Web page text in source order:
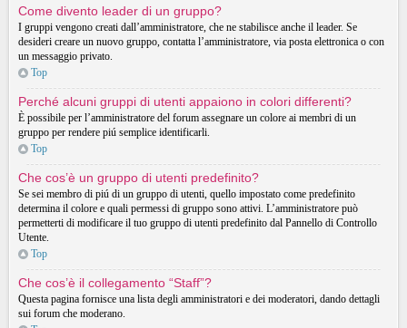
Come divento leader di un gruppo?
I gruppi vengono creati dall’amministratore, che ne stabilisce anche il leader. Se
desideri creare un nuovo gruppo, contatta l’amministratore, via posta elettronica o con
un messaggio privato.
Top
Perché alcuni gruppi di utenti appaiono in colori differenti?
È possibile per l’amministratore del forum assegnare un colore ai membri di un
gruppo per rendere piú semplice identificarli.
Top
Che cos’è un gruppo di utenti predefinito?
Se sei membro di piú di un gruppo di utenti, quello impostato come predefinito
determina il colore e quali permessi di gruppo sono attivi. L’amministratore può
permetterti di modificare il tuo gruppo di utenti predefinito dal Pannello di Controllo
Utente.
Top
Che cos’è il collegamento “Staff”?
Questa pagina fornisce una lista degli amministratori e dei moderatori, dando dettagli
sui forum che moderano.